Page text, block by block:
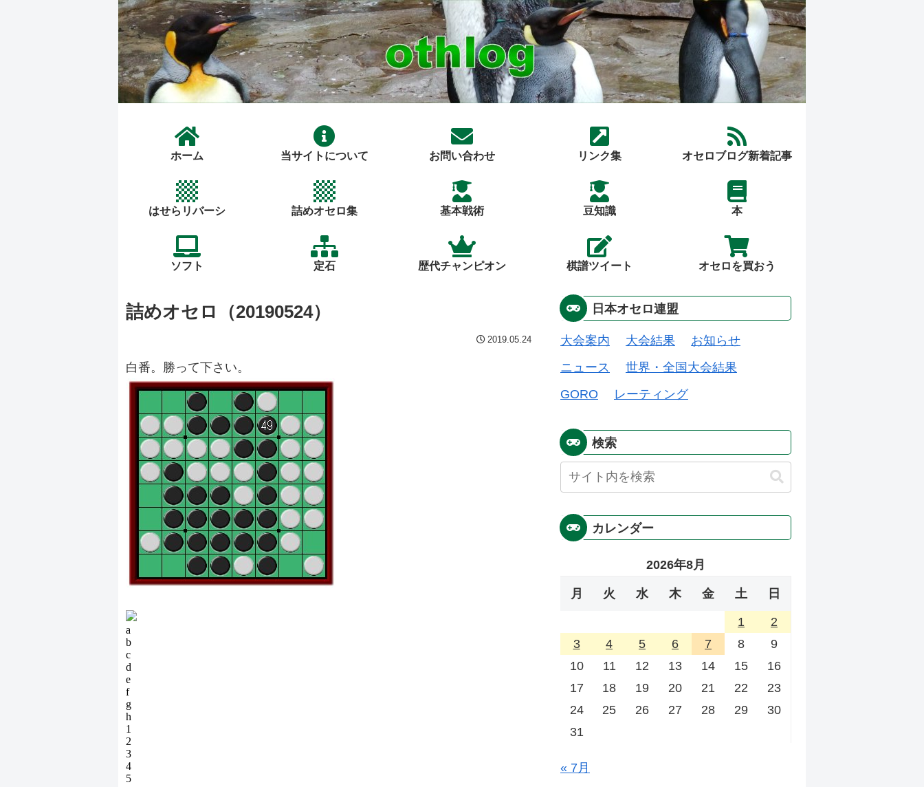
ホーム 当サイトについて お問い合わせ リンク集 オセロブログ新着記事
はせらリバーシ 詰めオセロ集 基本戦術 豆知識 本
ソフト 定石 歴代チャンピオン 棋譜ツイート オセロを買おう
詰めオセロ（20190524）
2019.05.24
白番。勝って下さい。
日本オセロ連盟
大会案内 大会結果
お知らせ
ニュース
世界・全国大会結果
GORO
レーティング
検索
カレンダー
2026年8月
月 火 水 木 金 土 日
1
2
3
4 5 6 7 8
9
10
11 12 13 14 15
16
17
18 19 20 21 22
23
24
25 26 27 28 29
30
31
« 7月